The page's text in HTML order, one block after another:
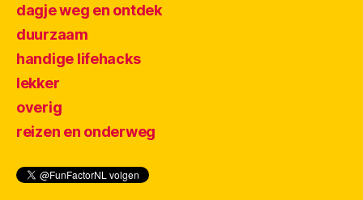
dagje weg en ontdek
duurzaam
handige lifehacks
lekker
overig
reizen en onderweg